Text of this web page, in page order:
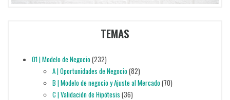
TEMAS
01 | Modelo de Negocio(232)
A | Oportunidades de Negocio(82)
B | Modelo de negocio y Ajuste al Mercado(70)
C | Validación de Hipótesis (36)